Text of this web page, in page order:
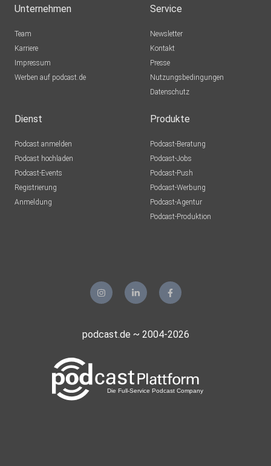
Unternehmen
Team
Karriere
Impressum
Werben auf podcast.de
Service
Newsletter
Kontakt
Presse
Nutzungsbedingungen
Datenschutz
Dienst
Podcast anmelden
Podcast hochladen
Podcast-Events
Registrierung
Anmeldung
Produkte
Podcast-Beratung
Podcast-Jobs
Podcast-Push
Podcast-Werbung
Podcast-Agentur
Podcast-Produktion
podcast.de ~ 2004-2026